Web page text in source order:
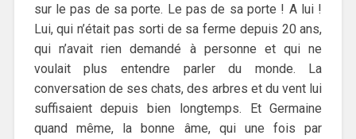
sur le pas de sa porte. Le pas de sa porte ! A lui !
Lui, qui n’était pas sorti de sa ferme depuis 20 ans,
qui n’avait rien demandé à personne et qui ne
voulait plus entendre parler du monde. La
conversation de ses chats, des arbres et du vent lui
suffisaient depuis bien longtemps. Et Germaine
quand même, la bonne âme, qui une fois par